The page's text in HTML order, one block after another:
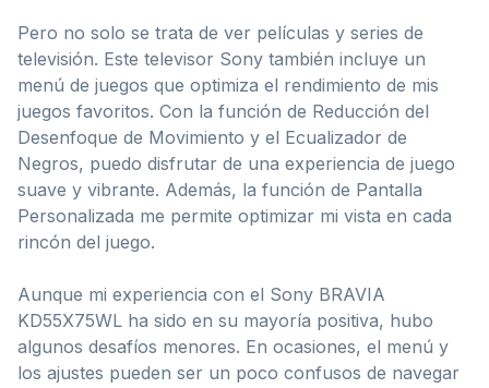
Pero no solo se trata de ver películas y series de
televisión. Este televisor Sony también incluye un
menú de juegos que optimiza el rendimiento de mis
juegos favoritos. Con la función de Reducción del
Desenfoque de Movimiento y el Ecualizador de
Negros, puedo disfrutar de una experiencia de juego
suave y vibrante. Además, la función de Pantalla
Personalizada me permite optimizar mi vista en cada
rincón del juego.
Aunque mi experiencia con el Sony BRAVIA
KD55X75WL ha sido en su mayoría positiva, hubo
algunos desafíos menores. En ocasiones, el menú y
los ajustes pueden ser un poco confusos de navegar